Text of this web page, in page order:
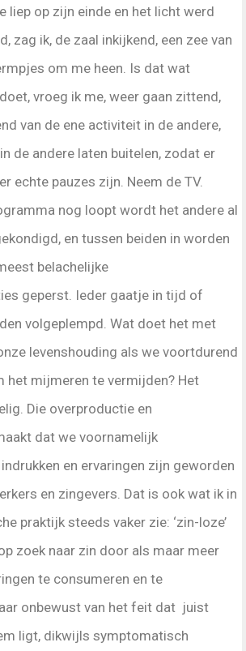
liep op zijn einde en het licht werd
zag ik, de zaal inkijkend, een zee van
om me heen. Is dat wat
vroeg ik me, weer gaan zittend,
van de ene activiteit in de andere,
de andere laten buitelen, zodat er
echte pauzes zijn. Neem de TV.
nog loopt wordt het andere al
en tussen beiden in worden
belachelijke
geperst. Ieder gaatje in tijd of
volgeplempd. Wat doet het met
levenshouding als we voortdurend
het mijmeren te vermijden? Het
Die overproductie en
dat we voornamelijk
en ervaringen zijn geworden
en zingevers. Dat is ook wat ik in
praktijk steeds vaker zie: ‘zin-loze’
zoek naar zin door als maar meer
te consumeren en te
onbewust van het feit dat juist
ligt, dikwijls symptomatisch